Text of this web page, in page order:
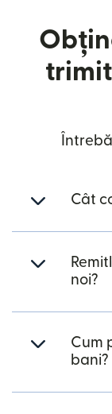
Cât
noi?
Cum
bani?